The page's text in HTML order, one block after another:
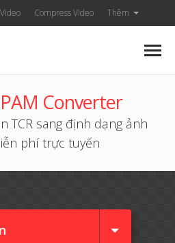
Compress Video Thêm
Converter
TCR sang định dạng ảnh
phí trực tuyến